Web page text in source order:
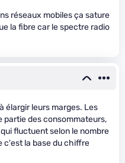
réseaux mobiles ça sature
la fibre car le spectre radio
élargir leurs marges. Les
des consommateurs,
fluctuent selon le nombre
c'est la base du chiffre